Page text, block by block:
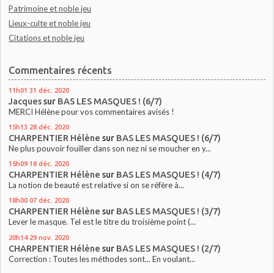
Patrimoine et noble jeu
Lieux-culte et noble jeu
Citations et noble jeu
Commentaires récents
11h01 31 déc. 2020
Jacquessur BAS LES MASQUES ! (6/7)
MERCI Hélène pour vos commentaires avisés !
15h13 28 déc. 2020
CHARPENTIER Hélène sur BAS LES MASQUES ! (6/7)
Ne plus pouvoir fouiller dans son nez ni se moucher en y...
15h09 18 déc. 2020
CHARPENTIER Hélène sur BAS LES MASQUES ! (4/7)
La notion de beauté est relative si on se réfère à...
18h00 07 déc. 2020
CHARPENTIER Hélène sur BAS LES MASQUES ! (3/7)
Lever le masque. Tel est le titre du troisième point (...
20h14 29 nov. 2020
CHARPENTIER Hélène sur BAS LES MASQUES ! (2/7)
Correction : Toutes les méthodes sont... En voulant...